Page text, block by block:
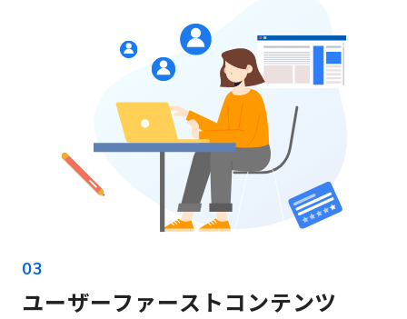
ユーザーファーストコンテンツ